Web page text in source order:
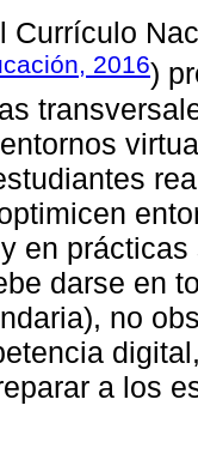
Currículo
2016)
en
darse en
no
a los